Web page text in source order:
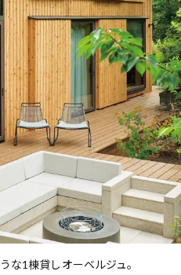
な1棟貸しオーベルジュ。